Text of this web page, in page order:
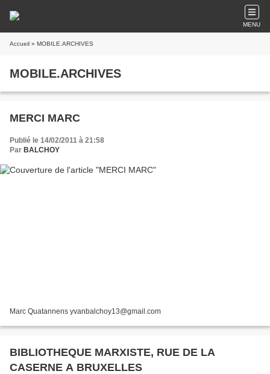
MENU
Accueil » MOBILE.ARCHIVES
MOBILE.ARCHIVES
MERCI MARC
Publié le 14/02/2011 à 21:58
Par BALCHOY
Marc Quatannens yvanbalchoy13@gmail.com
BIBLIOTHEQUE MARXISTE, RUE DE LA
CASERNE A BRUXELLES